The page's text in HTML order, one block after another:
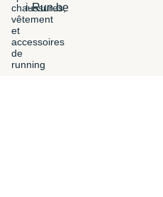
i-Run.be